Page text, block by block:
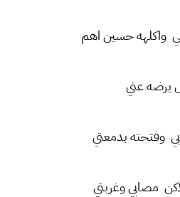
واكلهه حسين اهم
يرضه عني
وفتحته بدمعتي
مصابي وغربتي